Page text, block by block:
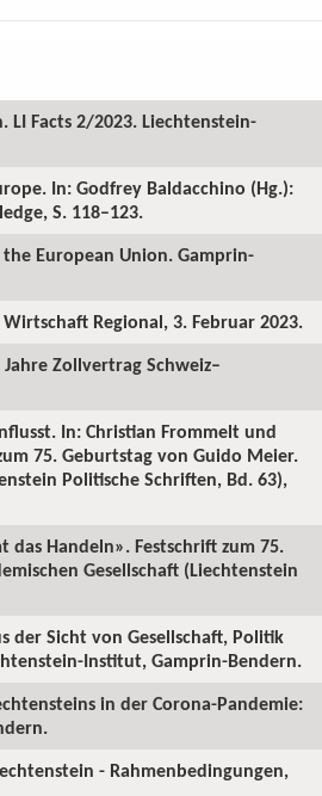
Facts 2/2023. Liechtenstein-
In: Godfrey Baldacchino (Hg.):
S. 118–123.
European Union. Gamprin-
Regional, 3. Februar 2023.
Zollvertrag Schweiz–
In: Christian Frommelt und
75. Geburtstag von Guido Meier.
Politische Schriften, Bd. 63),
das Handeln». Festschrift zum 75.
Gesellschaft (Liechtenstein
der Sicht von Gesellschaft, Politik
Institut, Gamprin-Bendern.
in der Corona-Pandemie:
- Rahmenbedingungen,